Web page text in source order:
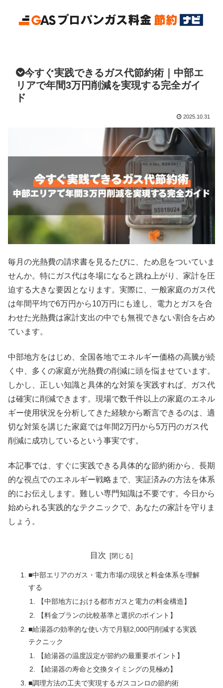
今すぐ実践できるガス代節約術｜中部エ
リアで年間3万円削減を実現する完全ガイ
ド
2025.10.31
毎月の光熱費の請求書を見るたびに、ため息をついていま
せんか。特にガス代は冬場になると跳ね上がり、家計を圧
迫する大きな要因となります。実際に、一般家庭のガス代
は年間平均で6万円から10万円にも達し、電力とガスを合
わせた光熱費は家計支出の中でも無視できない割合を占め
ています。
中部地方をはじめ、全国各地でエネルギー価格の高騰が続
く中、多くの家庭が光熱費の削減に頭を悩ませています。
しかし、正しい知識と具体的な対策を実践すれば、ガス代
は確実に削減できます。現場で数千件以上の家庭のエネル
ギー使用状況を分析してきた経験から断言できるのは、適
切な対策を講じた家庭では年間2万円から5万円のガス代
削減に成功しているという事実です。
本記事では、すぐに実践できる具体的な節約術から、長期
的な視点でのエネルギー戦略まで、実証済みの方法を体系
的にお伝えします。難しい専門知識は不要です。今日から
始められる実践的なテクニックで、あなたの家計を守りま
しょう。
目次
■中部エリアのガス・電力市場の現状と料金体系を理解
する
【中部地方における都市ガスと電力の料金構造】
【料金プランの比較基準と選択のポイント】
■給湯器の効率的な使い方で月額2,000円削減する実践
テクニック
【給湯器の温度設定が節約の最重要ポイント】
【給湯器の寿命と交換タイミングの見極め】
■調理方法の工夫で実現するガスコンロの節約術